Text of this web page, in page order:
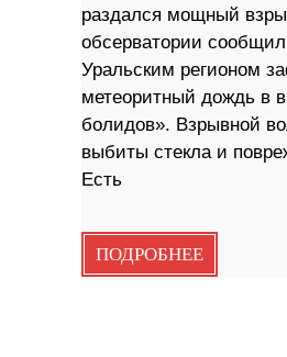
раздался мощный
обсерватории
Уральским регионом
метеоритный дождь в
болидов». Взрывной
выбиты стекла и
Есть
ПОДРОБНЕЕ